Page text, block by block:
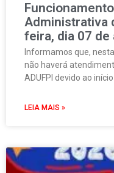
Administrativa
feira, dia 07 de
Informamos que,
não haverá
ADUFPI devido ao
LEIA MAIS »